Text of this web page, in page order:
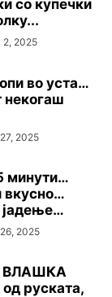
со купечки
2, 2025
во уста…
некогаш
2025
минути…
вкусно…
јадење…
2025
ВЛАШКА
руската,